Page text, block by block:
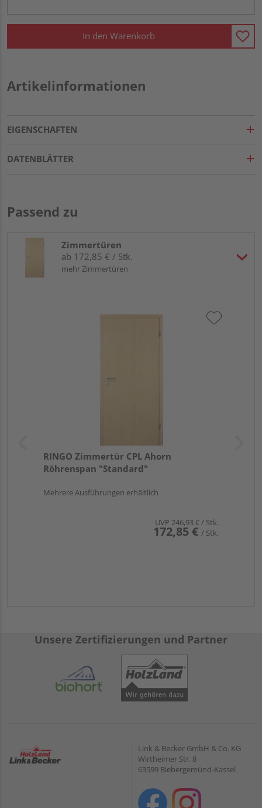
In den Warenkorb
Artikelinformationen
EIGENSCHAFTEN
DATENBLÄTTER
Passend zu
Zimmertüren
ab 172,85 € / Stk.
mehr Zimmertüren
RINGO Zimmertür CPL Ahorn
Röhrenspan "Standard"
Mehrere Ausführungen erhältlich
UVP 246,93 €/ Stk.
172,85 € / Stk.
Unsere Zertifizierungen und Partner
Link & Becker GmbH & Co. KG
Wirtheimer Str. 8
63599 Biebergemünd-Kassel